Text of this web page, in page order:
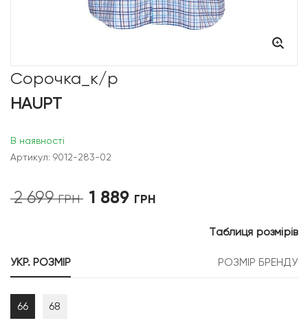
Сорочка_к/р
HAUPT
В наявності
Артикул: 9012-283-02
2 699ГРН
Оригінальна
1 889 ГРН
УКР. РОЗМІР
РОЗМІР БРЕНДУ
Таблиця розмірів
66 68